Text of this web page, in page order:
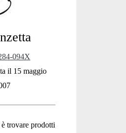
094X
il 15 maggio
trovare prodotti